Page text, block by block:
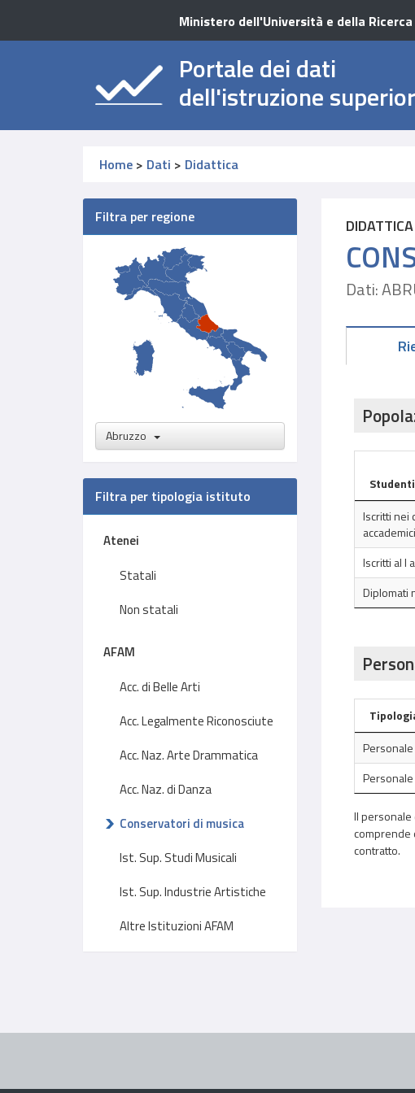
Ministero dell'Università e della Ricerca
Portale dei dati
dell'istruzione
Home > Dati > Didattica
Filtra per regione
Abruzzo
Filtra per tipologia istituto
Atenei
Statali
Non statali
AFAM
Acc. di Belle Arti
Acc. Legalmente Riconosciute
Acc. Naz. Arte Drammatica
Acc. Naz. di Danza
Conservatori di musica
Ist. Sup. Studi Musicali
Ist. Sup. Industrie Artistiche
Altre Istituzioni AFAM
DIDATTICA
Dati:
Studenti
Iscritti nei
Iscritti al I
Diplomati
Il personale
comprende
contratto.